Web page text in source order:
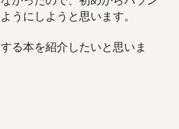
うにしようと思います。
る本を紹介したいと思いま